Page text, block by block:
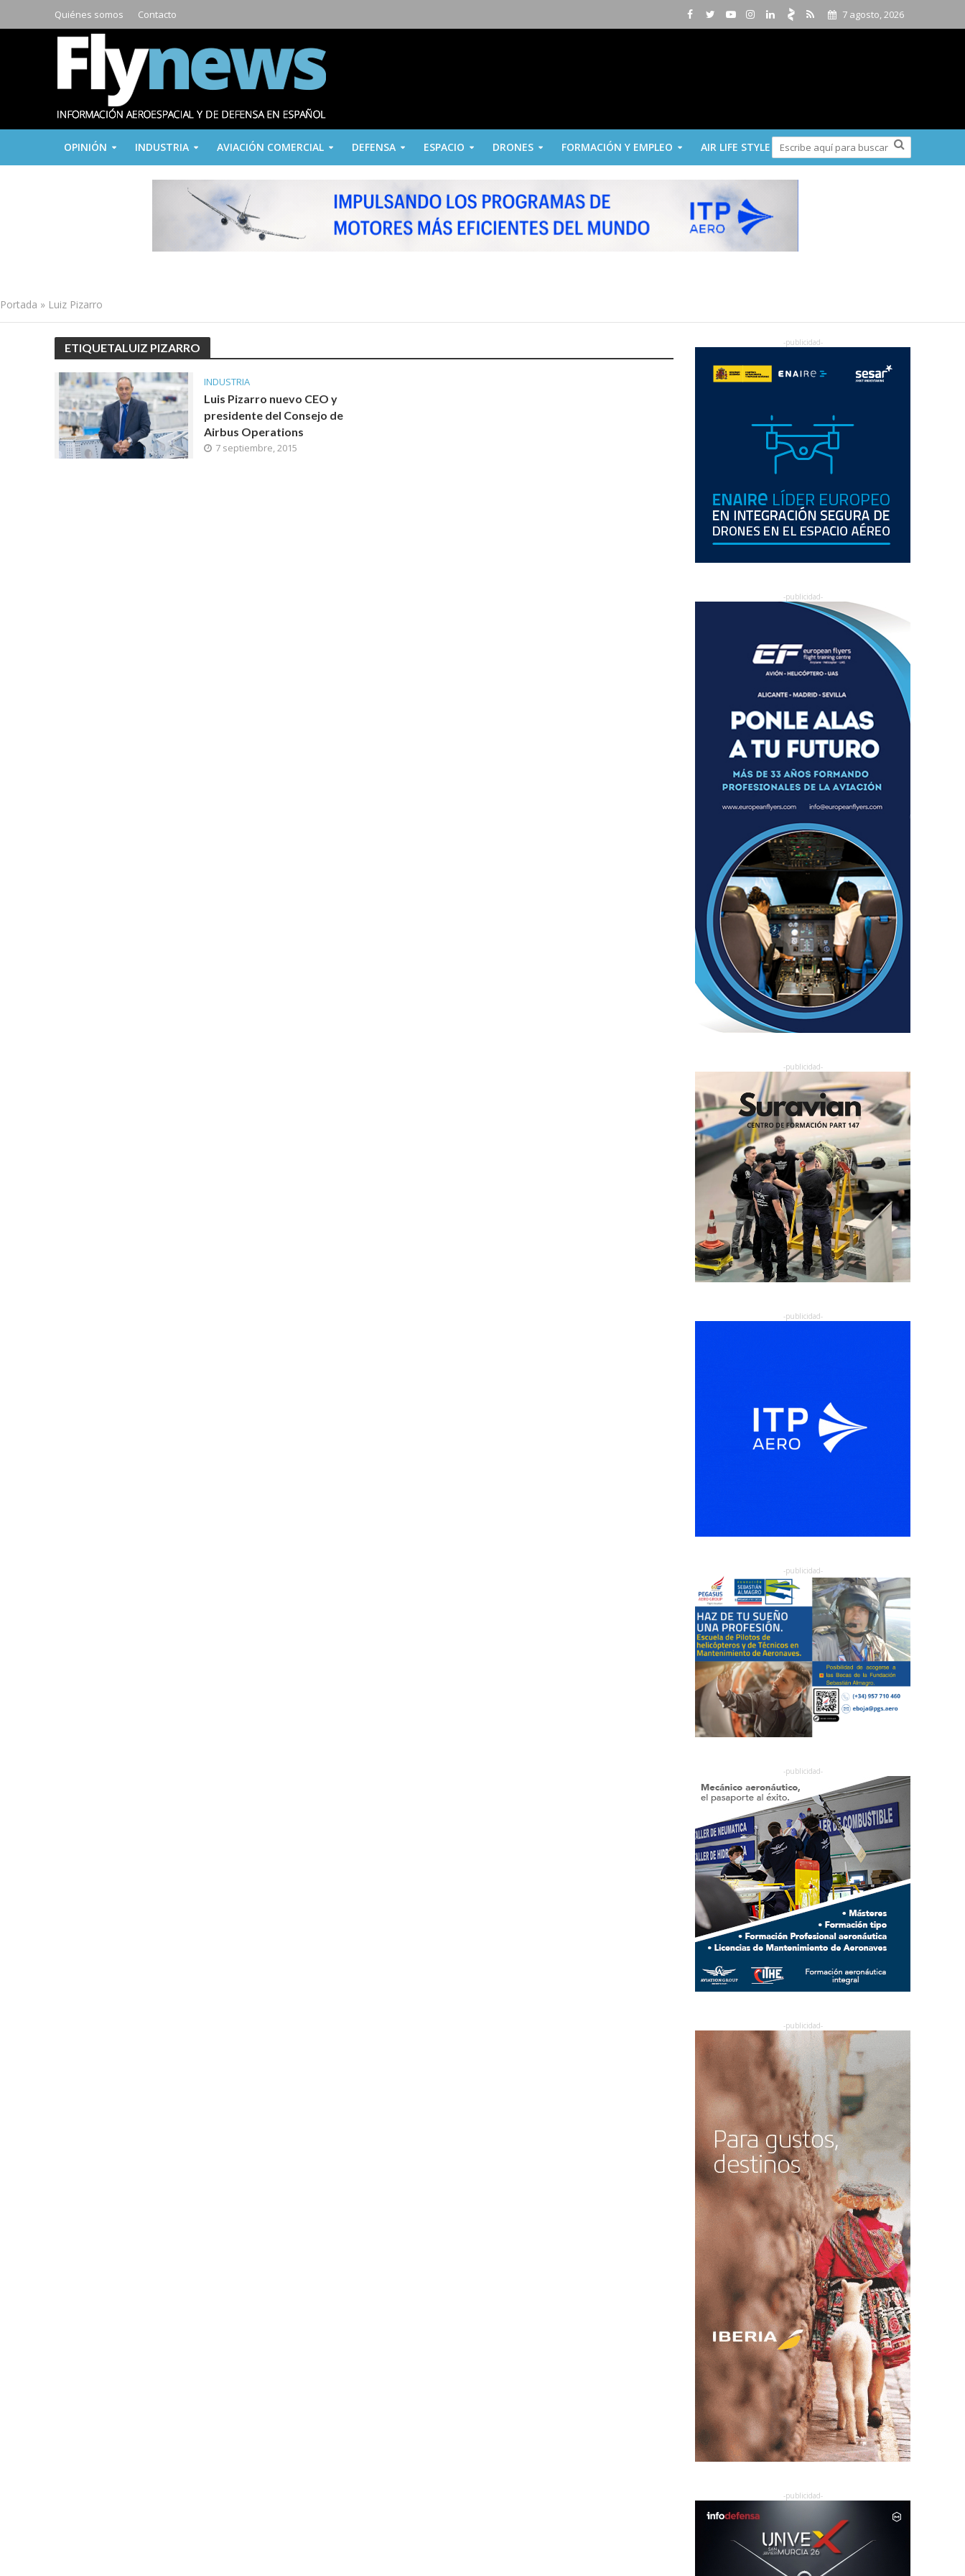
Quiénes somos Contacto 7 agosto, 2026
OPINIÓN INDUSTRIA AVIACIÓN COMERCIAL DEFENSA ESPACIO DRONES FORMACIÓN Y EMPLEO AIR LIFE STYLE
Portada » Luiz Pizarro
ETIQUETALUIZ PIZARRO
INDUSTRIA
Luis Pizarro nuevo CEO y
presidente del Consejo de
Airbus Operations
7 septiembre, 2015